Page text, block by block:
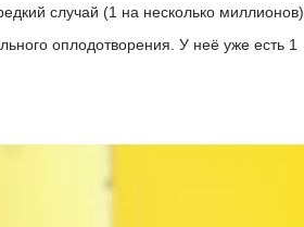
случай (1 на несколько миллионов)
оплодотворения. У неё уже есть 1